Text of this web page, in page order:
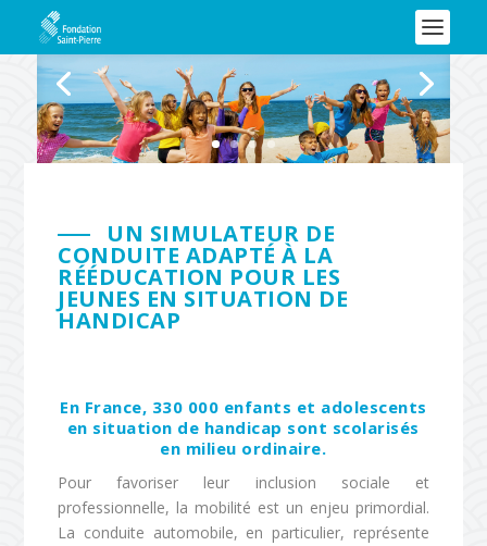
UN SIMULATEUR DE
CONDUITE ADAPTÉ À LA
RÉÉDUCATION POUR LES
JEUNES EN SITUATION DE
HANDICAP
En France, 330 000 enfants et adolescents
en situation de handicap sont scolarisés
en milieu ordinaire.
Pour favoriser leur inclusion sociale et
professionnelle, la mobilité est un enjeu primordial.
La conduite automobile, en particulier, représente